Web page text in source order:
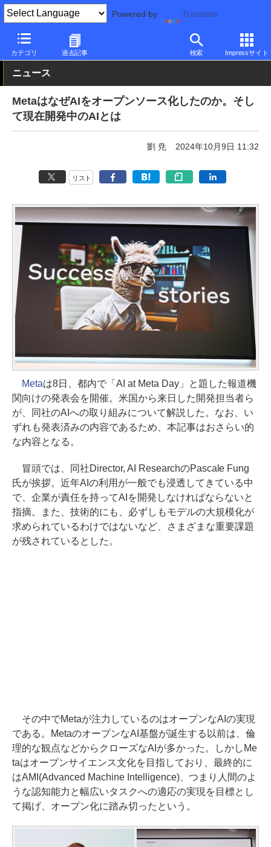
Powered by Translate
カテゴリ 過去記事 検索 Impressサイト
PC Watch 市場 AI
ニュース
MetaはなぜAIをオープンソース化したのか。そし
て現在開発中のAIとは
劉 尭 2024年10月9日 11:32
リスト
Metaは8日、都内で「AI at Meta Day」と題した報道機
関向けの発表会を開催。米国から来日した開発担当者ら
が、同社のAIへの取り組みについて解説した。なお、い
ずれも発表済みの内容であるため、本記事はおさらい的
な内容となる。
冒頭では、同社Director, AI ResearchのPascale Fung
氏が挨拶。近年AIの利用が一般でも浸透してきている中
で、企業が責任を持ってAIを開発しなければならないと
指摘。また、技術的にも、必ずしもモデルの大規模化が
求められているわけではないなど、さまざまな重要課題
が残されているとした。
その中でMetaが注力しているのはオープンなAIの実現
である。MetaのオープンなAI基盤が誕生する以前は、倫
理的な観点などからクローズなAIが多かった。しかしMe
taはオープンサイエンス文化を目指しており、最終的に
はAMI(Advanced Machine Intelligence)、つまり人間のよ
うな認知能力と幅広いタスクへの適応の実現を目標とし
て掲げ、オープン化に踏み切ったという。